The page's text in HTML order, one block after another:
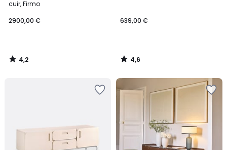
cuir, Firmo
2900,00 €
4,2
/
639,00 €
4,6
/